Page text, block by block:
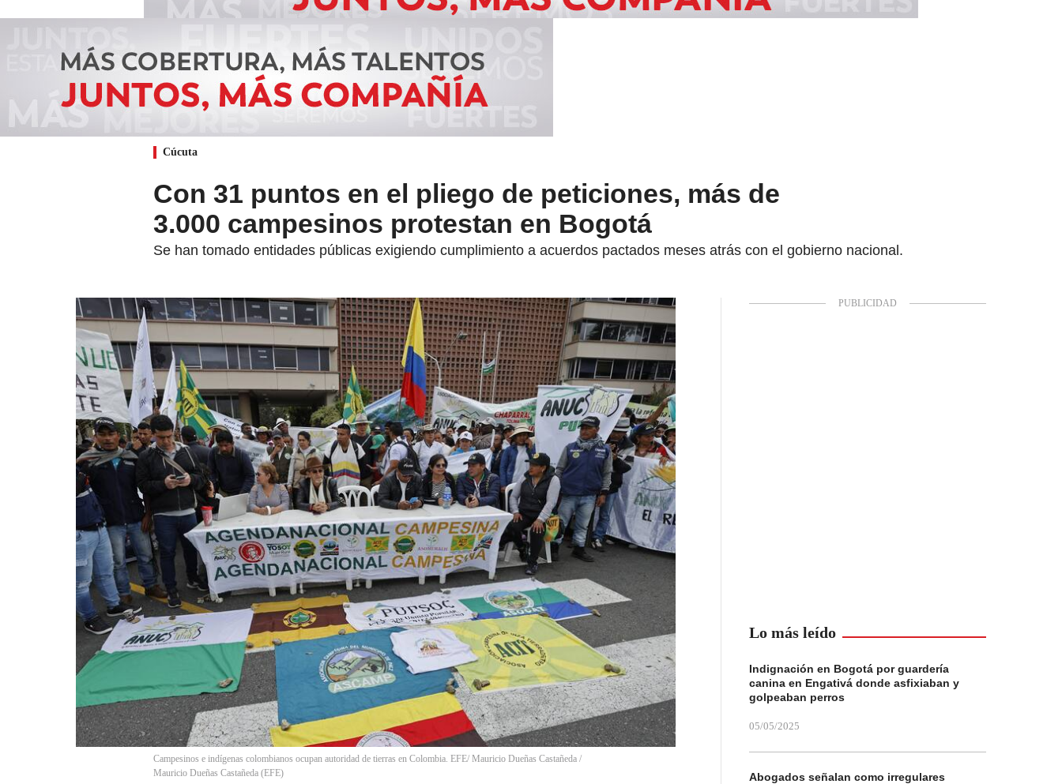
Cúcuta
Con 31 puntos en el pliego de peticiones, más de
3.000 campesinos protestan en Bogotá
Se han tomado entidades públicas exigiendo cumplimiento a acuerdos pactados meses atrás con el gobierno nacional.
Campesinos e indígenas colombianos ocupan autoridad de tierras en Colombia. EFE/ Mauricio Dueñas Castañeda /
Mauricio Dueñas Castañeda (EFE)
Lo más leído
Indignación en Bogotá por guardería
canina en Engativá donde asfixiaban y
golpeaban perros
05/05/2025
Abogados señalan como irregulares